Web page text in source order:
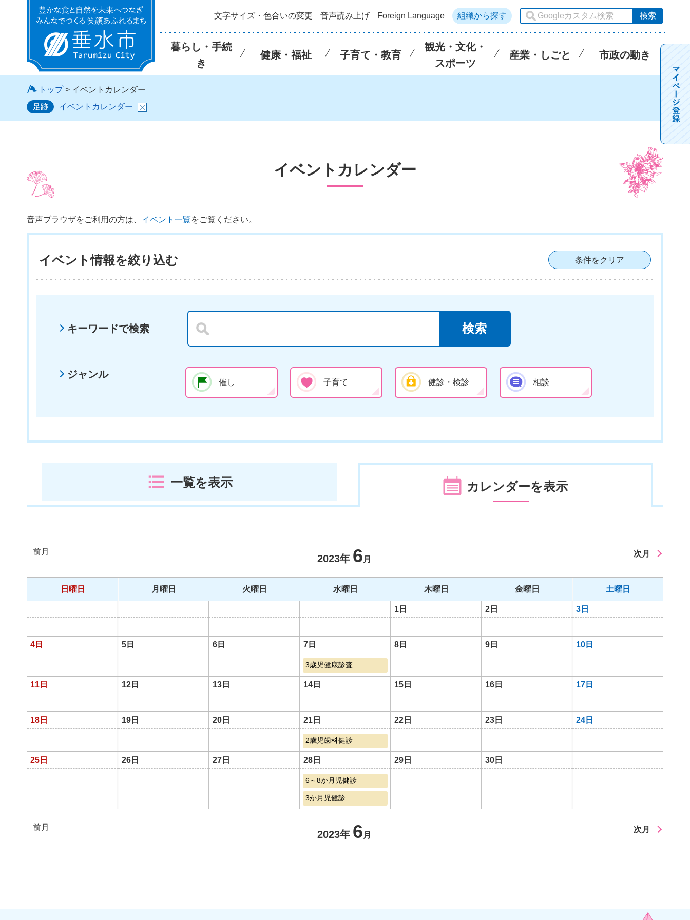
垂水市 文字サイズ・色合いの変更 音声読み上げ Foreign Language 組織から探す
暮らし・手続
き
健康・福祉 子育て・教育
観光・文化・
スポーツ
産業・しごと 市政の動き
トップ> イベントカレンダー
足跡
イベントカレンダー
イベントカレンダー
音声ブラウザをご利用の方は、 イベント一覧をご覧ください。
イベント情報を絞り込む 条件をクリア
キーワードで検索
ジャンル
催し 子育て 健診・検診 相談
一覧を表示 カレンダーを表示
前月
2023年 6 月
次月
日曜日 月曜日 火曜日 水曜日 木曜日 金曜日 土曜日
1日 2日 3日
4日 5日 6日 7日 8日 9日 10日
3歳児健康診査
11日 12日 13日 14日 15日 16日 17日
18日 19日 20日 21日 22日 23日 24日
2歳児歯科健診
25日 26日 27日 28日 29日 30日
6～8か月児健診
3か月児健診
前月
2023年 6 月
次月